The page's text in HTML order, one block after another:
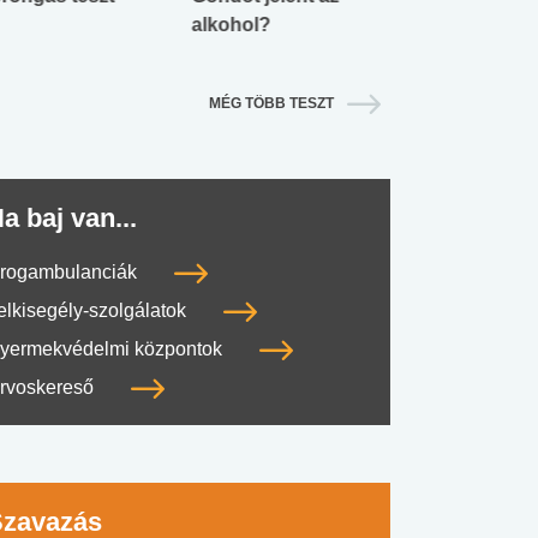
alkohol?
MÉG TÖBB TESZT
baj van...
szolgálatok
központok